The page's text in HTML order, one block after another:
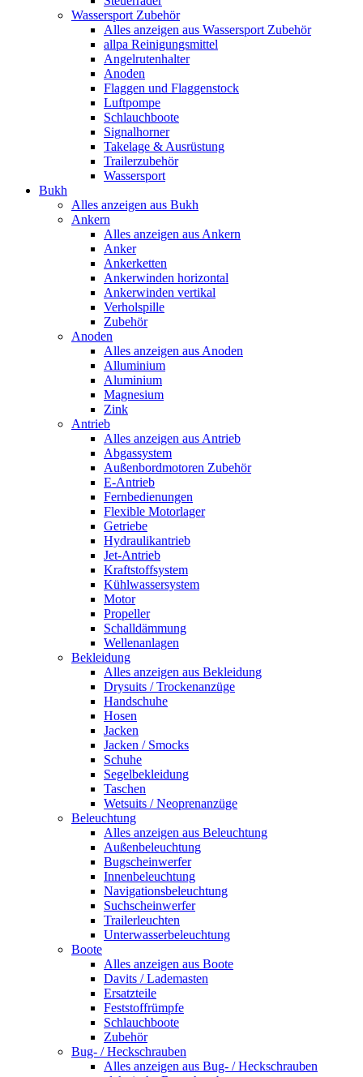
Wassersport Zubehör
Alles anzeigen aus Wassersport Zubehör
allpa Reinigungsmittel
Angelrutenhalter
Anoden
Flaggen und Flaggenstock
Luftpompe
Schlauchboote
Signalhorner
Takelage & Ausrüstung
Trailerzubehör
Wassersport
Bukh
Alles anzeigen aus Bukh
Ankern
Alles anzeigen aus Ankern
Anker
Ankerketten
Ankerwinden horizontal
Ankerwinden vertikal
Verholspille
Zubehör
Anoden
Alles anzeigen aus Anoden
Alluminium
Aluminium
Magnesium
Zink
Antrieb
Alles anzeigen aus Antrieb
Abgassystem
Außenbordmotoren Zubehör
E-Antrieb
Fernbedienungen
Flexible Motorlager
Getriebe
Hydraulikantrieb
Jet-Antrieb
Kraftstoffsystem
Kühlwassersystem
Motor
Propeller
Schalldämmung
Wellenanlagen
Bekleidung
Alles anzeigen aus Bekleidung
Drysuits / Trockenanzüge
Handschuhe
Hosen
Jacken
Jacken / Smocks
Schuhe
Segelbekleidung
Taschen
Wetsuits / Neoprenanzüge
Beleuchtung
Alles anzeigen aus Beleuchtung
Außenbeleuchtung
Bugscheinwerfer
Innenbeleuchtung
Navigationsbeleuchtung
Suchscheinwerfer
Trailerleuchten
Unterwasserbeleuchtung
Boote
Alles anzeigen aus Boote
Davits / Lademasten
Ersatzteile
Feststoffrümpfe
Schlauchboote
Zubehör
Bug- / Heckschrauben
Alles anzeigen aus Bug- / Heckschrauben